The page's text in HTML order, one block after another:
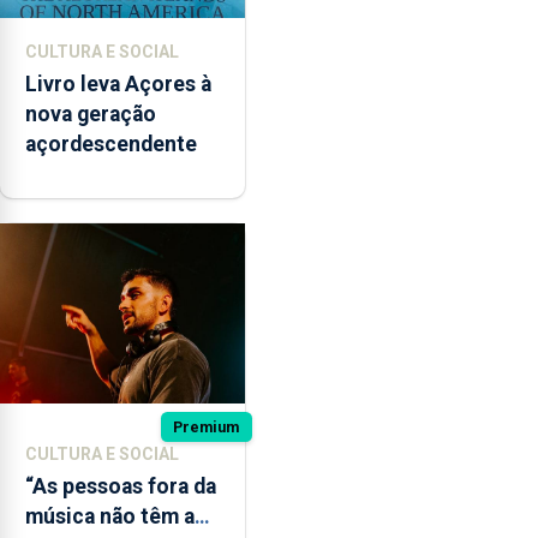
CULTURA E SOCIAL
Livro leva Açores à
nova geração
açordescendente
Premium
CULTURA E SOCIAL
“As pessoas fora da
música não têm a